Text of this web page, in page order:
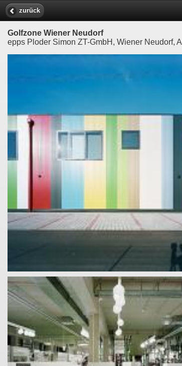
zurück
Golfzone Wiener Neudorf
epps Ploder Simon ZT-GmbH, Wiener Neudorf, A